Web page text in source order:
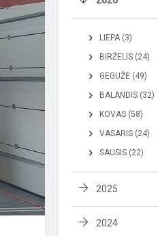
LIEPA (3)
BIRŽELIS (24)
GEGUŽĖ (49)
BALANDIS (32)
KOVAS (58)
VASARIS (24)
SAUSIS (22)
2025
2024